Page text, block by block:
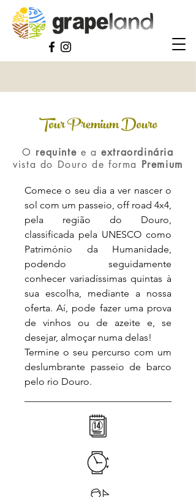
Tour Premium Douro
O requinte e aextraordinária
vista do Douro de forma Premium
Comece o seu dia a ver nascer o
sol com um passeio, off road 4x4,
pela região do Douro,
classificada pela UNESCO como
Património da Humanidade,
podendo seguidamente
conhecer variadíssimas quintas à
sua escolha, mediante a nossa
oferta. Aí, pode fazer uma prova
de vinhos ou de azeite e, se
desejar, almoçar numa delas!
Termine o seu percurso com um
deslumbrante passeio de barco
pelo rio Douro.